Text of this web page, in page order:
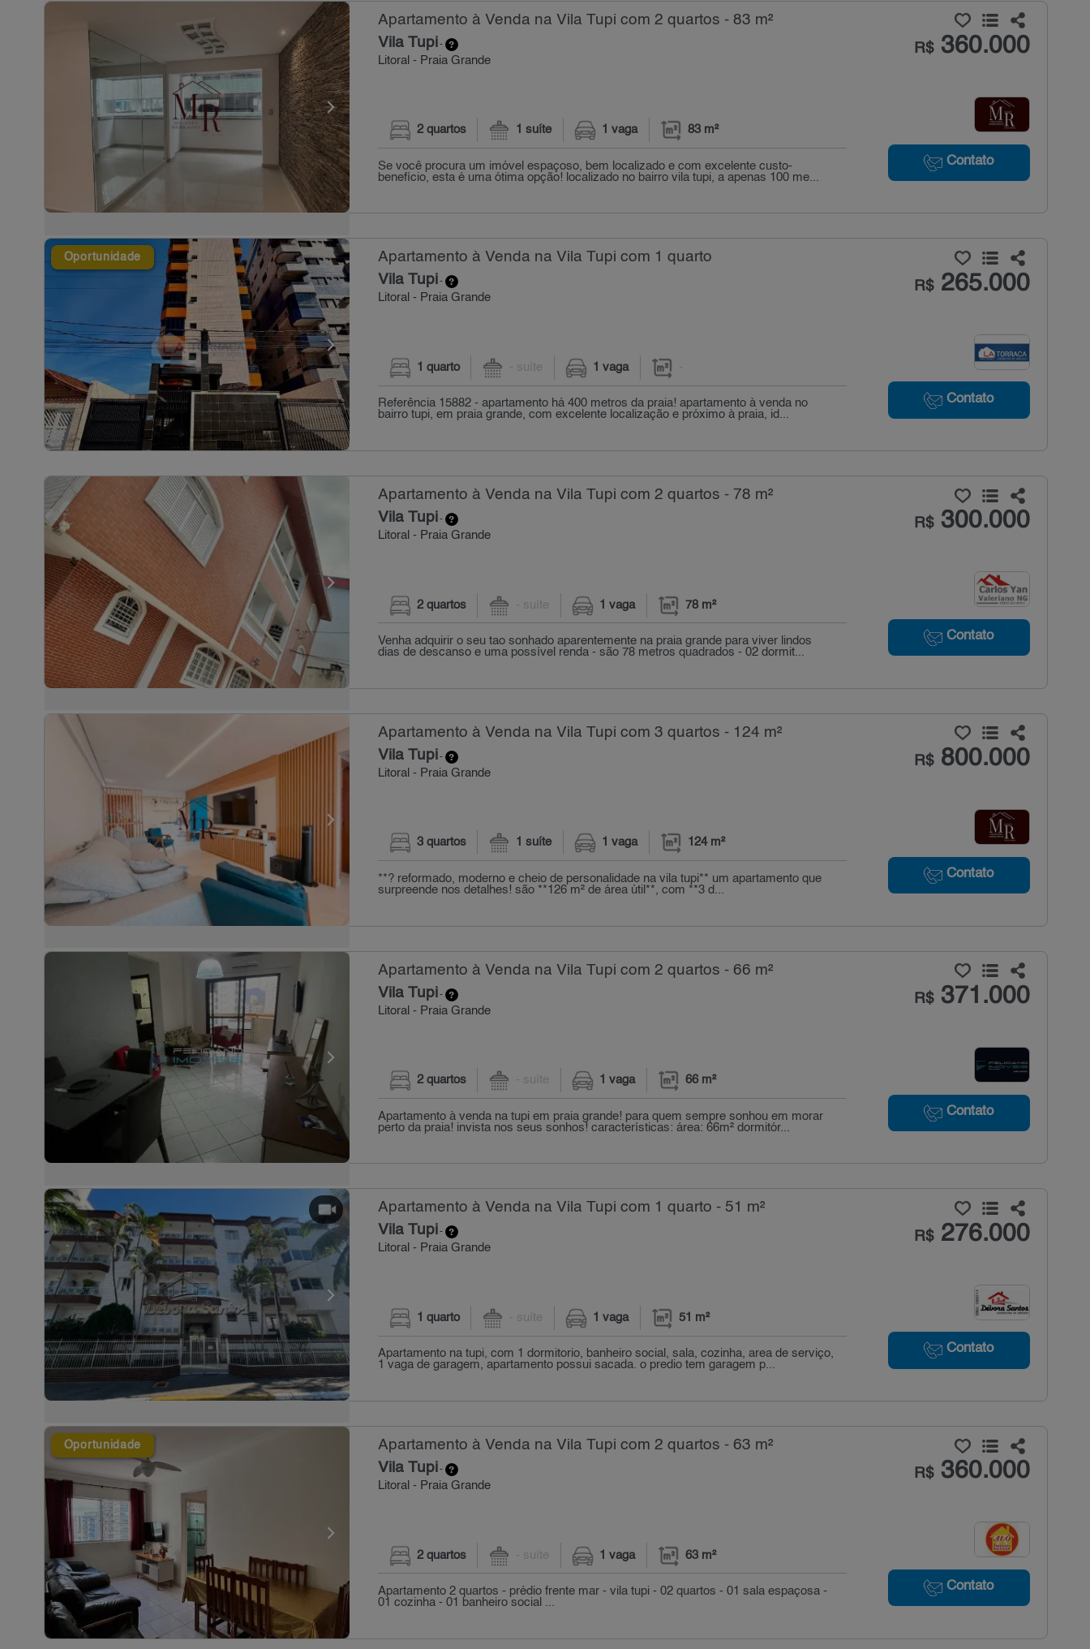
Apartamento à Venda na Vila Tupi com 2 quartos - 83 m²
Vila Tupi-
Litoral - Praia Grande
R$360.000
Contato
2 quartos 1 suíte 1 vaga 83 m²
Se você procura um imóvel espaçoso, bem localizado e com excelente custo-
benefício, esta é uma ótima opção! localizado no bairro vila tupi, a apenas 100 me...
Oportunidade Apartamento à Venda na Vila Tupi com 1 quarto
Vila Tupi -
Litoral - Praia Grande
R$265.000
Contato
1 quarto - suíte 1 vaga -
Referência 15882 - apartamento há 400 metros da praia! apartamento à venda no
bairro tupi, em praia grande, com excelente localização e próximo à praia, id...
Apartamento à Venda na Vila Tupi com 2 quartos - 78 m²
Vila Tupi-
Litoral - Praia Grande
R$300.000
Contato
2 quartos - suíte 1 vaga 78 m²
Venha adquirir o seu tao sonhado aparentemente na praia grande para viver lindos
dias de descanso e uma possível renda - são 78 metros quadrados - 02 dormit...
Apartamento à Venda na Vila Tupi com 3 quartos - 124 m²
Vila Tupi-
Litoral - Praia Grande
R$800.000
Contato
3 quartos 1 suíte 1 vaga 124 m²
**? reformado, moderno e cheio de personalidade na vila tupi** um apartamento que
surpreende nos detalhes! são **126 m² de área útil**, com **3 d...
Apartamento à Venda na Vila Tupi com 2 quartos - 66 m²
Vila Tupi-
Litoral - Praia Grande
R$371.000
Contato
2 quartos - suíte 1 vaga 66 m²
Apartamento à venda na tupi em praia grande! para quem sempre sonhou em morar
perto da praia! invista nos seus sonhos! características: área: 66m² dormitór...
Apartamento à Venda na Vila Tupi com 1 quarto - 51 m²
Vila Tupi -
Litoral - Praia Grande
R$276.000
Contato
1 quarto - suíte 1 vaga 51 m²
Apartamento na tupi, com 1 dormitorio, banheiro social, sala, cozinha, area de serviço,
1 vaga de garagem, apartamento possui sacada. o predio tem garagem p...
Oportunidade Apartamento à Venda na Vila Tupi com 2 quartos - 63 m²
Vila Tupi-
Litoral - Praia Grande
R$360.000
Contato
2 quartos - suíte 1 vaga 63 m²
Apartamento 2 quartos - prédio frente mar - vila tupi - 02 quartos - 01 sala espaçosa -
01 cozinha - 01 banheiro social ...